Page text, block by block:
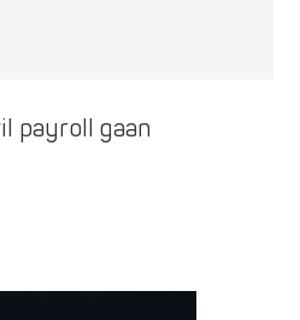
payroll gaan